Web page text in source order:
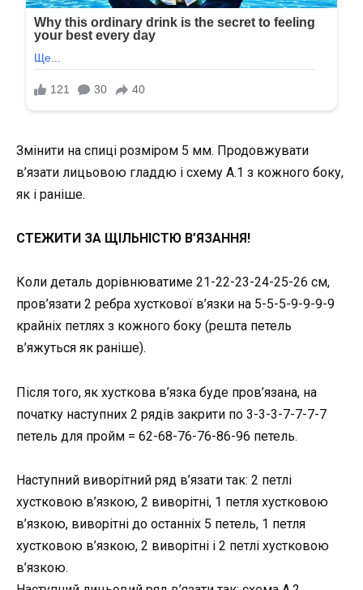
Змінити на спиці розміром 5 мм. Продовжувати
в’язати лицьовою гладдю і схему A.1 з кожного боку,
як і раніше.
СТЕЖИТИ ЗА ЩІЛЬНІСТЮ В’ЯЗАННЯ!
Коли деталь дорівнюватиме 21-22-23-24-25-26 см,
пров’язати 2 ребра хусткової в’язки на 5-5-5-9-9-9-9
крайніх петлях з кожного боку (решта петель
в’яжуться як раніше).
Після того, як хусткова в’язка буде пров’язана, на
початку наступних 2 рядів закрити по 3-3-3-7-7-7-7
петель для пройм = 62-68-76-76-86-96 петель.
Наступний виворітний ряд в’язати так: 2 петлі
хустковою в’язкою, 2 виворітні, 1 петля хустковою
в’язкою, виворітні до останніх 5 петель, 1 петля
хустковою в’язкою, 2 виворітні і 2 петлі хустковою
в’язкою.